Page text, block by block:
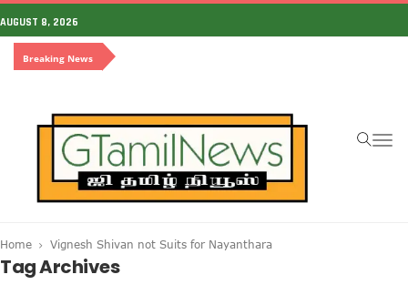
AUGUST 8, 2026
Breaking News
Home Vignesh Shivan not Suits for Nayanthara
Tag Archives